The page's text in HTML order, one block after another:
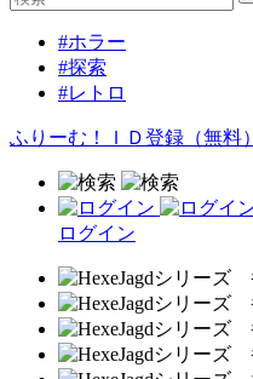
#ホラー
#探索
#レトロ
ふりーむ！ＩＤ登録（無料）
ログイン